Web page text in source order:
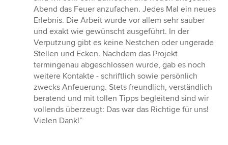
5
Sternen
Abend das Feuer anzufachen. Jedes Mal ein neues
Erlebnis. Die Arbeit wurde vor allem sehr sauber
und exakt wie gewünscht ausgeführt. In der
Verputzung gibt es keine Nestchen oder ungerade
Stellen und Ecken. Nachdem das Projekt
termingenau abgeschlossen wurde, gab es noch
weitere Kontakte - schriftlich sowie persönlich
zwecks Anfeuerung. Stets freundlich, verständlich
beratend und mit tollen Tipps begleitend sind wir
vollends überzeugt: Das war das Richtige für uns!
Vielen Dank!”